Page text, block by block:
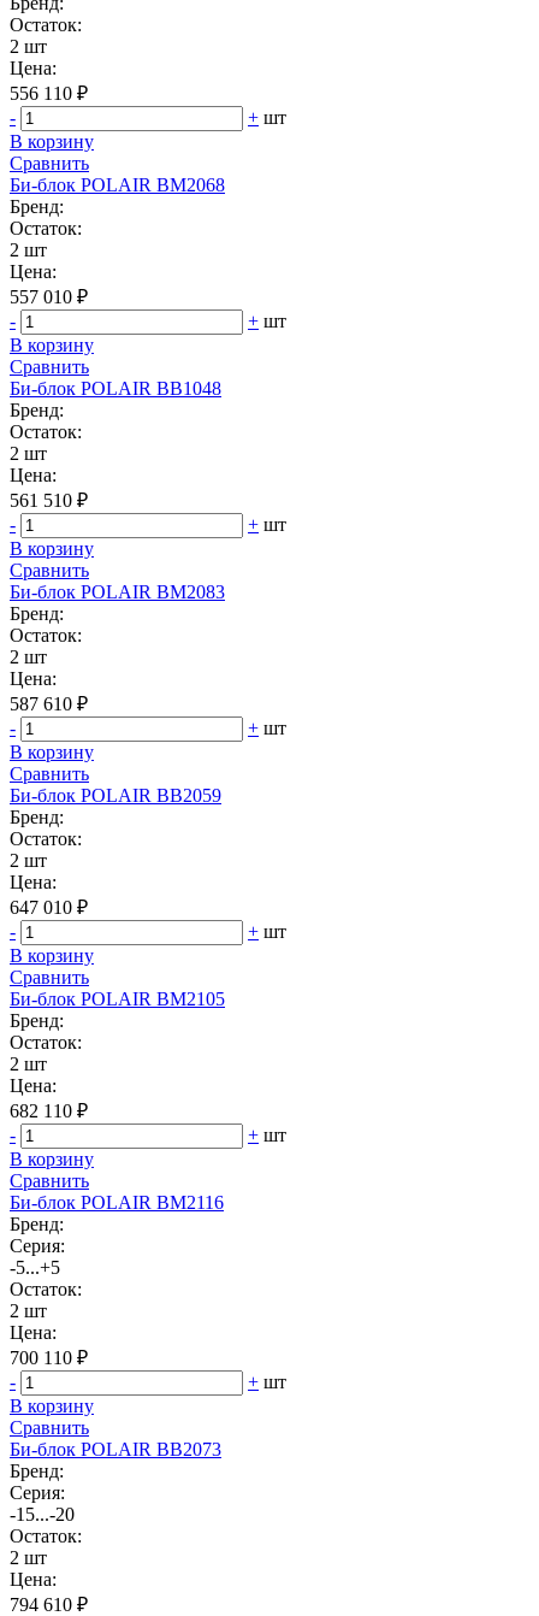
Остаток:
2 шт
Цена:
556 110 ₽
-
+ шт
В корзину
Сравнить
Би‑блок POLAIR BM2068
Бренд:
Остаток:
2 шт
Цена:
557 010 ₽
-
+ шт
В корзину
Сравнить
Би‑блок POLAIR BB1048
Бренд:
Остаток:
2 шт
Цена:
561 510 ₽
-
+ шт
В корзину
Сравнить
Би‑блок POLAIR BM2083
Бренд:
Остаток:
2 шт
Цена:
587 610 ₽
-
+ шт
В корзину
Сравнить
Би‑блок POLAIR BB2059
Бренд:
Остаток:
2 шт
Цена:
647 010 ₽
-
+ шт
В корзину
Сравнить
Би‑блок POLAIR BM2105
Бренд:
Остаток:
2 шт
Цена:
682 110 ₽
-
+ шт
В корзину
Сравнить
Би‑блок POLAIR BM2116
Бренд:
Серия:
-5...+5
Остаток:
2 шт
Цена:
700 110 ₽
-
+ шт
В корзину
Сравнить
Би‑блок POLAIR BB2073
Бренд:
Серия:
-15...-20
Остаток:
2 шт
Цена:
794 610 ₽